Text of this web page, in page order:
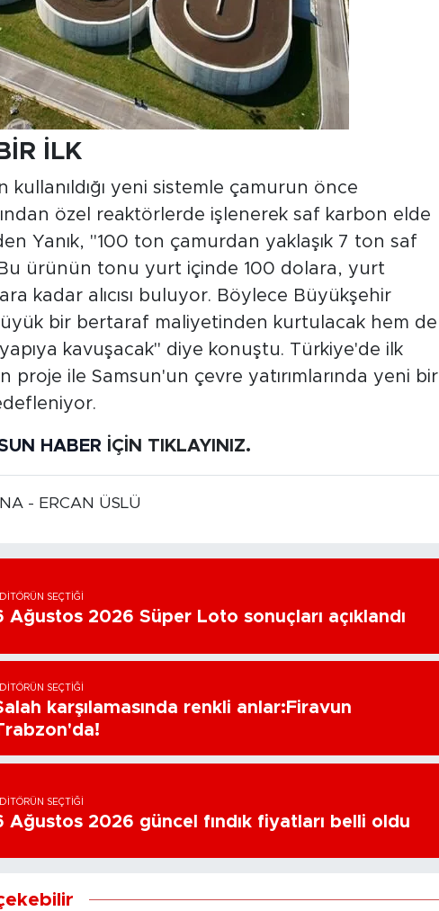
İLK
kullanıldığı yeni sistemle çamurun önce
özel reaktörlerde işlenerek saf karbon elde
Yanık, "100 ton çamurdan yaklaşık 7 ton saf
ürünün tonu yurt içinde 100 dolara, yurt
kadar alıcısı buluyor. Böylece Büyükşehir
bir bertaraf maliyetinden kurtulacak hem de
kavuşacak" diye konuştu. Türkiye'de ilk
proje ile Samsun'un çevre yatırımlarında yeni bir
HABER İÇİN TIKLAYINIZ.
- ERCAN ÜSLÜ
SEÇTIĞI
Ağustos 2026 Süper Loto sonuçları açıklandı
SEÇTIĞI
karşılamasında renkli anlar:Firavun
SEÇTIĞI
Ağustos 2026 güncel fındık fiyatları belli oldu